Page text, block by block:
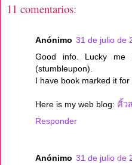
11 comentarios:
Anónimo 31 de julio de
Good info. Lucky
(stumbleupon).
I have book marked it for
Here is my web blog: คิ้ว
Responder
Anónimo 31 de julio de